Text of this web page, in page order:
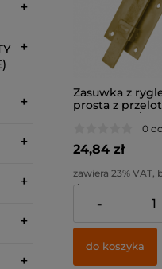
Zasuwka z
prosta z
160x65x5,0 /
0
24,84 zł
zawiera 23% VAT,
dostawy
Cena netto:
-
do koszyka